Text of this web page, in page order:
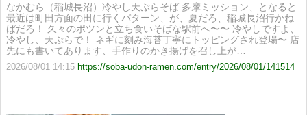
なかむら（稲城長沼）冷やし天ぷらそば 多摩ミッション、となると
最近は町田方面の田に行くパターン、が、夏だろ、稲城長沼行かね
ばだろ！ 久々のポツンと立ち食いそばな駅前へ〜〜 冷やしですよ、
冷やし、天ぷらで！ ネギに刻み海苔丁寧にトッピングされ登場〜 店
先にも書いてあります、手作りのかき揚げを召し上が…
2026/08/01 14:15 https://soba-udon-ramen.com/entry/2026/08/01/141514